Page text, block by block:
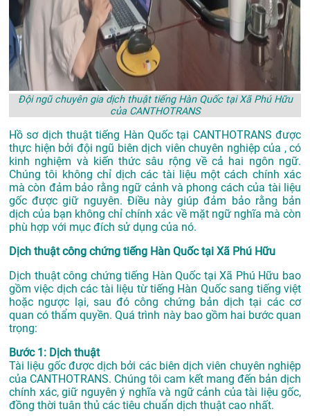
Đội ngũ chuyên gia dịch thuật tiếng Hàn Quốc tại Xã Phú Hữu
của CANTHOTRANS
Hồ sơ dịch thuật tiếng Hàn Quốc tại CANTHOTRANS được
thực hiện bởi đội ngũ biên dịch viên chuyên nghiệp của , có
kinh nghiệm và kiến thức sâu rộng về cả hai ngôn ngữ.
Chúng tôi không chỉ dịch các tài liệu một cách chính xác
mà còn đảm bảo rằng ngữ cảnh và phong cách của tài liệu
gốc được giữ nguyên. Điều này giúp đảm bảo rằng bản
dịch của bạn không chỉ chính xác về mặt ngữ nghĩa mà còn
phù hợp với mục đích sử dụng của nó.
Dịch thuật công chứng tiếng Hàn Quốc tại Xã Phú Hữu
Dịch thuật công chứng tiếng Hàn Quốc tại Xã Phú Hữu bao
gồm việc dịch các tài liệu từ tiếng Hàn Quốc sang tiếng việt
hoặc ngược lại, sau đó công chứng bản dịch tại các cơ
quan có thẩm quyền. Quá trình này bao gồm hai bước quan
trọng:
Bước 1: Dịch thuật
Tài liệu gốc được dịch bởi các biên dịch viên chuyên nghiệp
của CANTHOTRANS. Chúng tôi cam kết mang đến bản dịch
chính xác, giữ nguyên ý nghĩa và ngữ cảnh của tài liệu gốc,
đồng thời tuân thủ các tiêu chuẩn dịch thuật cao nhất.